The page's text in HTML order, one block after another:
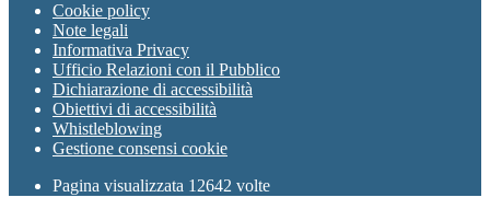
Cookie policy
Note legali
Informativa Privacy
Ufficio Relazioni con il Pubblico
Dichiarazione di accessibilità
Obiettivi di accessibilità
Whistleblowing
Gestione consensi cookie
Pagina visualizzata 12642 volte